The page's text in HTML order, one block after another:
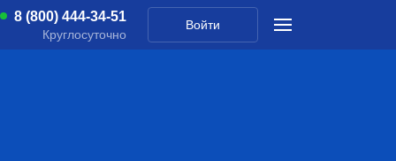
8 (800) 444-34-51
Круглосуточно
Войти